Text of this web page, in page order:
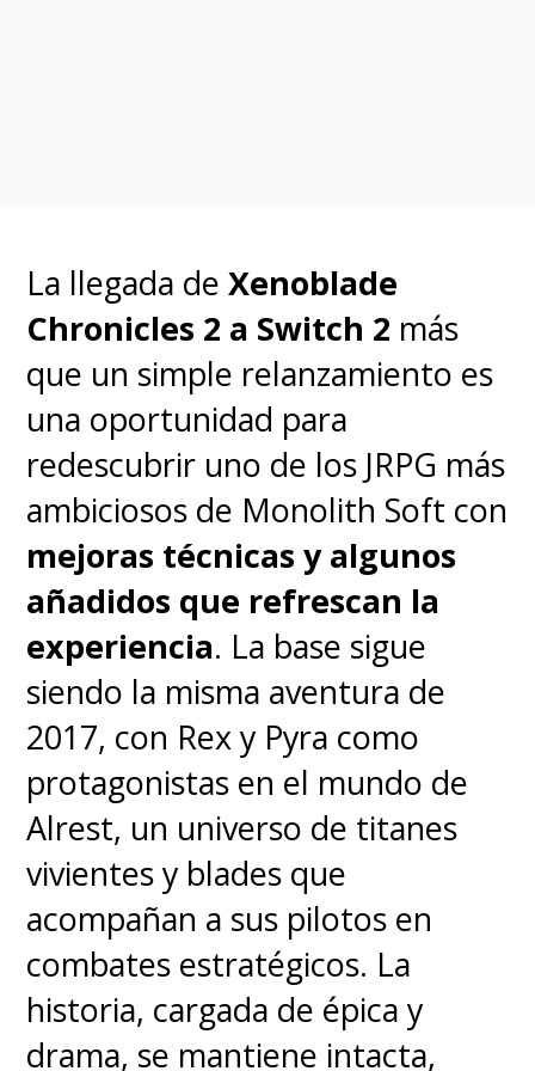
nuestros personajes, ningún
yautja es igual a otro . La
cacería tiene distintos
cazadores, probándose a sí
mismos como dignos miembros
de su raza tribal en diferentes
roles:pilotos, guerreros
silenciosos y verdaderos
tanques humanoides. Lo único
que tienen en común es la
búsqueda de una presa que
haga la cacería honorable.
Ningún relato es igual al otro y,
bajo los títulos deEl Escudo
EspadayLa Bala,los
realizadores jamás olvidan el
medio en el que se
La llegada deXenoblade
Chronicles 2 a Switch 2 más
que un simple relanzamiento es
una oportunidad para
redescubrir uno de los JRPG más
ambiciosos de Monolith Soft con
mejoras técnicas y algunos
añadidos que refrescan la
experiencia. La base sigue
siendo la misma aventura de
2017, con Rex y Pyra como
protagonistas en el mundo de
Alrest, un universo de titanes
vivientes y blades que
acompañan a sus pilotos en
combates estratégicos. La
historia, cargada de épica y
drama, se mantiene intacta,